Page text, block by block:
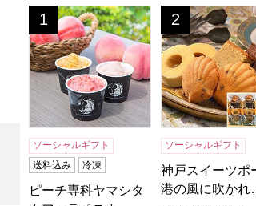
前の商品
ピーチ専科ヤマシタ カフェラペスカ
1
位
ソーシャルギフト
送料込み
冷凍
ピーチ専科ヤマシタ
神戸スイーツ
2
位
ソーシャルギフト
神戸スイーツポ
港の風に吹か